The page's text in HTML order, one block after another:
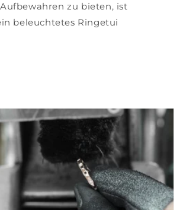
zu bieten, ist
beleuchtetes Ringetui